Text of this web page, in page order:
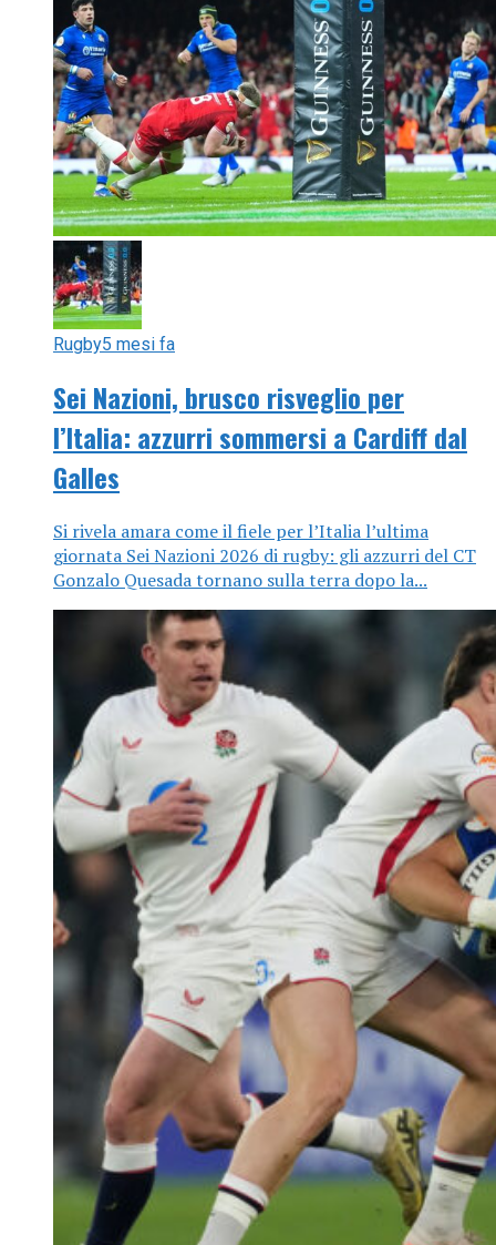
Rugby5 mesi fa
Sei Nazioni, brusco risveglio per
l’Italia: azzurri sommersi a Cardiff dal
Galles
Si rivela amara come il fiele per l’Italia l’ultima
giornata Sei Nazioni 2026 di rugby: gli azzurri del CT
Gonzalo Quesada tornano sulla terra dopo la...